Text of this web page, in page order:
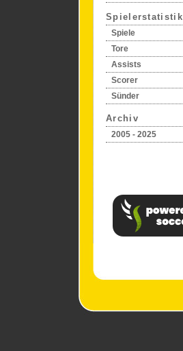
Spielerstatistik
Spiele
Tore
Assists
Scorer
Sünder
Archiv
2005 - 2025